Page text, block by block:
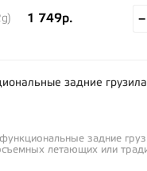
1 749р. −
задние
задние
летающих или